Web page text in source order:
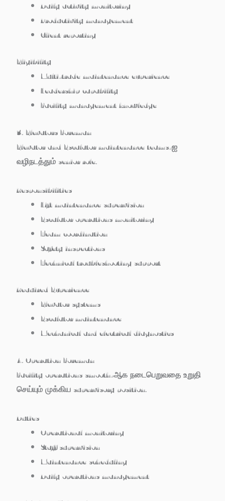
Daily activity monitoring
Productivity management
Client reporting
Eligibility
Multi-trade maintenance experience
Leadership capability
Facility management knowledge
3. Elevators Foreman
Elevator and Escalator maintenance teams-ஐ
வழிநடத்தும் senior role.
Responsibilities
Lift maintenance supervision
Escalator operations monitoring
Team coordination
Safety inspections
Technical troubleshooting support
Required Experience
Elevator systems
Escalator maintenance
Mechanical and electrical diagnostics
4. Operation Foreman
Facility operations smooth-ஆக நடைபெறுவதை உறுதி
செய்யும் முக்கிய supervisory position.
Duties
Operational monitoring
Staff supervision
Maintenance scheduling
Daily operations management